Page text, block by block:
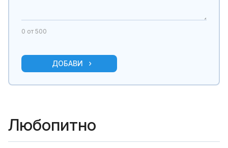
0 от 500
ДОБАВИ
Любопитно